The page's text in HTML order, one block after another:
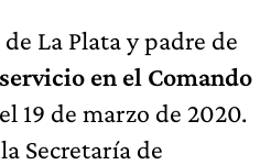
La Plata y padre de
en el Comando
19 de marzo de 2020.
Secretaría de